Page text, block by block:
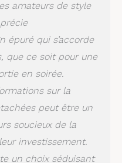
amateurs de style
épuré qui s’accorde
que ce soit pour une
en soirée.
sur la
peut être un
soucieux de la
investissement.
un choix séduisant